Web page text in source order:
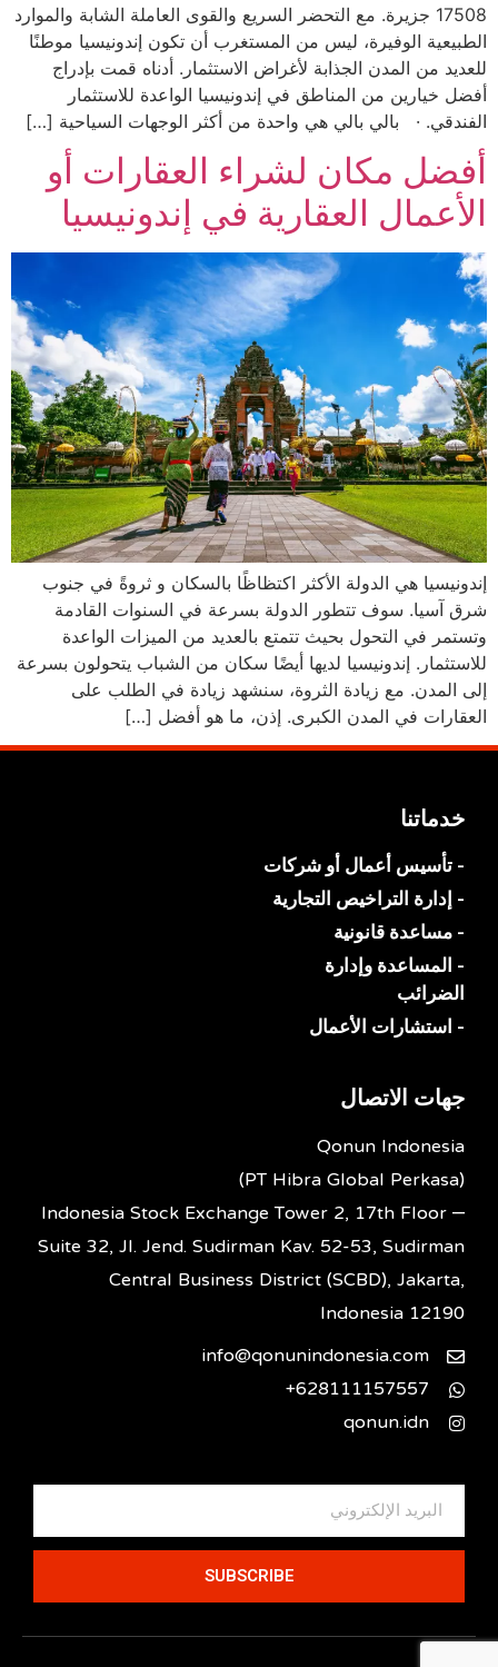
17508 جزيرة. مع التحضر السريع والقوى العاملة الشابة والموارد
الطبيعية الوفيرة، ليس من المستغرب أن تكون إندونيسيا موطنًا
للعديد من المدن الجذابة لأغراض الاستثمار. أدناه قمت بإدراج
أفضل خيارين من المناطق في إندونيسيا الواعدة للاستثمار
الفندقي. · بالي بالي هي واحدة من أكثر الوجهات السياحية […]
أفضل مكان لشراء العقارات أو
الأعمال العقارية في إندونيسيا
إندونيسيا هي الدولة الأكثر اكتظاظًا بالسكان و ثروةً في جنوب
شرق آسيا. سوف تتطور الدولة بسرعة في السنوات القادمة
وتستمر في التحول بحيث تتمتع بالعديد من الميزات الواعدة
للاستثمار. إندونيسيا لديها أيضًا سكان من الشباب يتحولون بسرعة
إلى المدن. مع زيادة الثروة، سنشهد زيادة في الطلب على
العقارات في المدن الكبرى. إذن، ما هو أفضل […]
خدماتنا
- تأسيس أعمال أو شركات
- إدارة التراخيص التجارية
- مساعدة قانونية
- المساعدة وإدارة
الضرائب
- استشارات الأعمال
جهات الاتصال
Qonun Indonesia
(PT Hibra Global Perkasa)
Indonesia Stock Exchange Tower 2, 17th Floor –
Suite 32, Jl. Jend. Sudirman Kav. 52-53, Sudirman
Central Business District (SCBD), Jakarta,
Indonesia 12190
info@qonunindonesia.com
628111157557+
qonun.idn
SUBSCRIBE